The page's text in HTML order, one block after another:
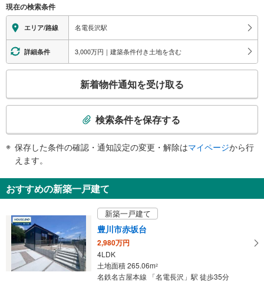
地上⇔改札⇔ホーム：○
（※各改札⇔反対側のホームへの改札内移動：×）
スロープ
・各ホーム⇔改札
その他
※駅員無配置駅（連絡先：東岡崎駅）
現在の検索条件
エリア/路線 名電長沢駅
詳細条件 3,000万円｜建築条件付き土地を含む
検
知
を
け
取
る
・
条
新着物件通知を受け取る
検索条件を保存する
保存した条件の確認・通知設定の変更・解除はマイページから行
えます。
おすすめの新築一戸建て
新築一戸建て
豊川市赤坂台
2,980万円
4LDK
土地面積 265.06m2
名鉄名古屋本線 「名電長沢」駅 徒歩35分